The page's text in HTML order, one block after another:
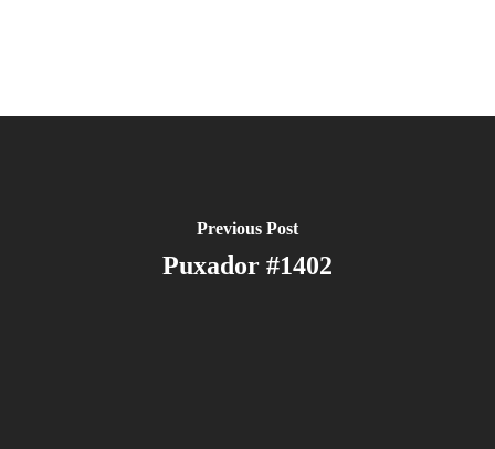
Previous Post
Puxador #1402